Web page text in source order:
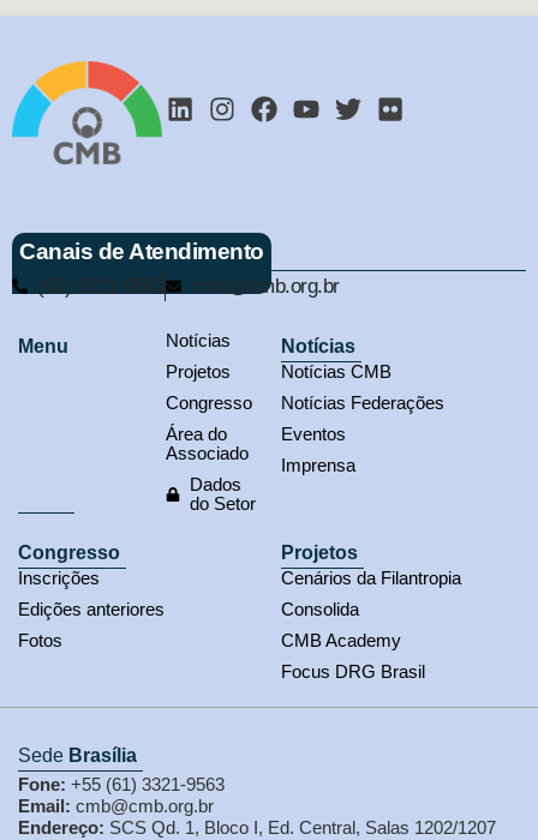
Canais de Atendimento
(61) 3321-9563 cmb@cmb.org.br
Menu
Notícias
Projetos
Congresso
Área do
Associado
Dados
do Setor
Notícias
Notícias CMB
Notícias Federações
Eventos
Imprensa
Congresso
Inscrições
Edições anteriores
Fotos
Projetos
Cenários da Filantropia
Consolida
CMB Academy
Focus DRG Brasil
Sede Brasília
Fone: +55 (61) 3321-9563
Email: cmb@cmb.org.br
Endereço: SCS Qd. 1, Bloco I, Ed. Central, Salas 1202/1207